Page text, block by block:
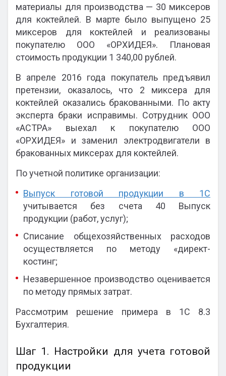
материалы для производства — 30 миксеров
для коктейлей. В марте было выпущено 25
миксеров для коктейлей и реализованы
покупателю ООО «ОРХИДЕЯ». Плановая
стоимость продукции 1 340,00 рублей.
В апреле 2016 года покупатель предъявил
претензии, оказалось, что 2 миксера для
коктейлей оказались бракованными. По акту
эксперта браки исправимы. Сотрудник ООО
«АСТРА» выехал к покупателю ООО
«ОРХИДЕЯ» и заменил электродвигатели в
бракованных миксерах для коктейлей.
По учетной политике организации:
Выпуск готовой продукции в 1С
учитывается без счета 40 Выпуск
продукции (работ, услуг);
Списание общехозяйственных расходов
осуществляется по методу «директ-
костинг;
Незавершенное производство оценивается
по методу прямых затрат.
Рассмотрим решение примера в 1С 8.3
Бухгалтерия.
Шаг 1. Настройки для учета готовой
продукции